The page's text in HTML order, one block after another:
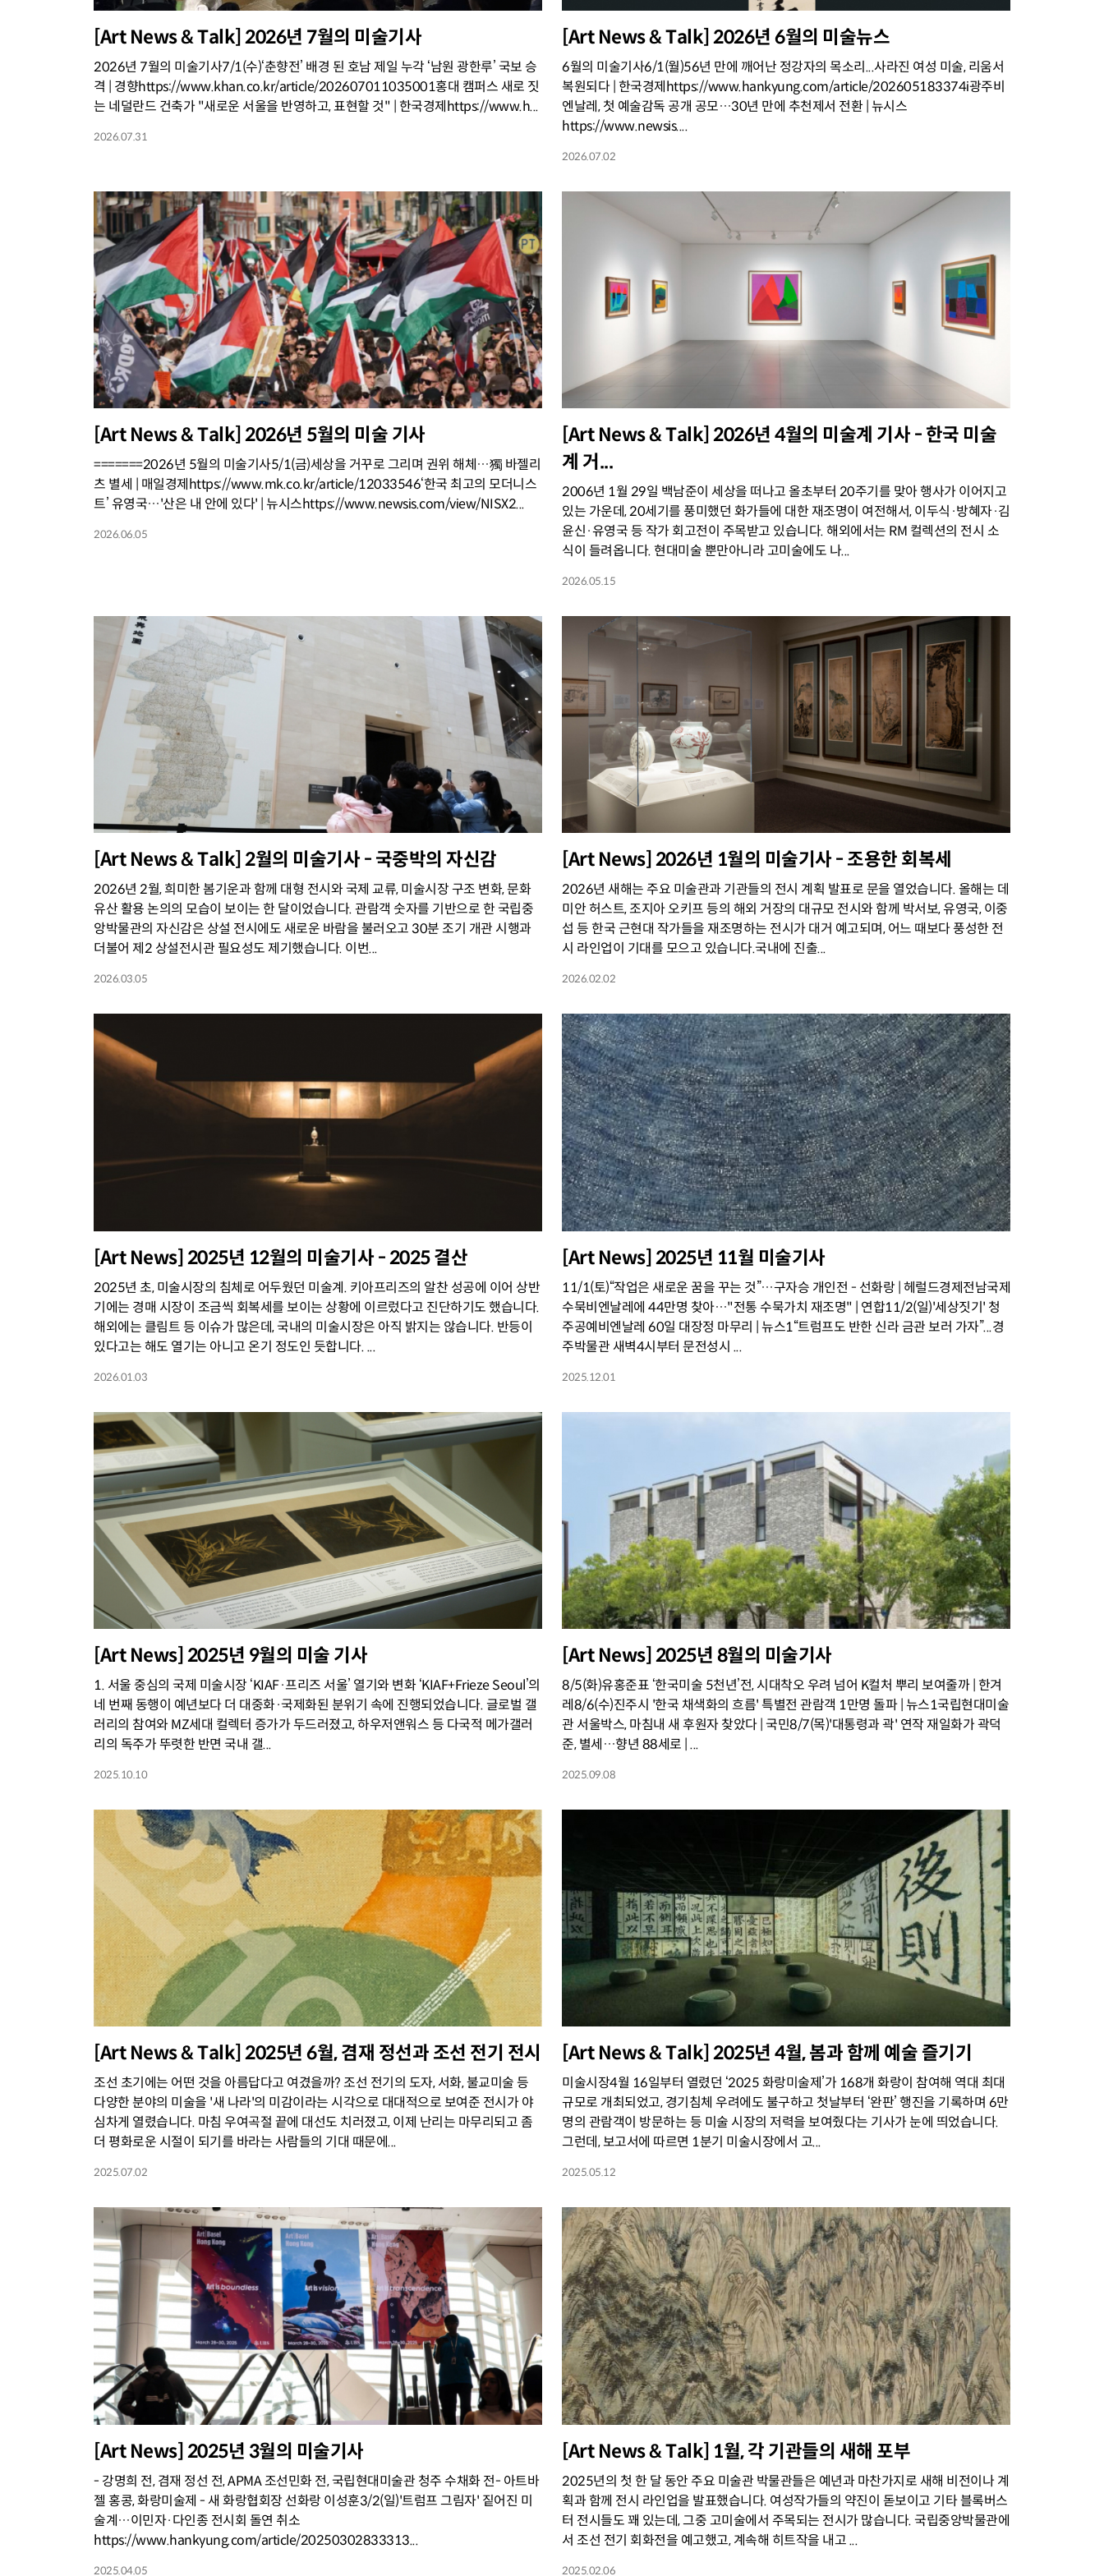
[Art News & Talk] 2026년 7월의 미술기사
2026년 7월의 미술기사7/1(수)‘춘향전’ 배경 된 호남 제일 누각 ‘남원 광한루’ 국보 승
격 | 경향https://www.khan.co.kr/article/202607011035001홍대 캠퍼스 새로 짓
는 네덜란드 건축가 "새로운 서울을 반영하고, 표현할 것" | 한국경제https://www.h...
2026.07.31
[Art News & Talk] 2026년 6월의 미술뉴스
6월의 미술기사6/1(월)56년 만에 깨어난 정강자의 목소리...사라진 여성 미술, 리움서
복원되다 | 한국경제https://www.hankyung.com/article/202605183374i광주비
엔날레, 첫 예술감독 공개 공모…30년 만에 추천제서 전환 | 뉴시스
https://www.newsis....
2026.07.02
[Art News & Talk] 2026년 5월의 미술 기사
=======2026년 5월의 미술기사5/1(금)세상을 거꾸로 그리며 권위 해체…獨 바젤리
츠 별세 | 매일경제https://www.mk.co.kr/article/12033546‘한국 최고의 모더니스
트’ 유영국…'산은 내 안에 있다' | 뉴시스https://www.newsis.com/view/NISX2...
2026.06.05
[Art News & Talk] 2026년 4월의 미술계 기사 - 한국 미술
계 거...
2006년 1월 29일 백남준이 세상을 떠나고 올초부터 20주기를 맞아 행사가 이어지고
있는 가운데, 20세기를 풍미했던 화가들에 대한 재조명이 여전해서, 이두식·방혜자·김
윤신·유영국 등 작가 회고전이 주목받고 있습니다. 해외에서는 RM 컬렉션의 전시 소
식이 들려옵니다. 현대미술 뿐만아니라 고미술에도 나...
2026.05.15
[Art News & Talk] 2월의 미술기사 - 국중박의 자신감
2026년 2월, 희미한 봄기운과 함께 대형 전시와 국제 교류, 미술시장 구조 변화, 문화
유산 활용 논의의 모습이 보이는 한 달이었습니다. 관람객 숫자를 기반으로 한 국립중
앙박물관의 자신감은 상설 전시에도 새로운 바람을 불러오고 30분 조기 개관 시행과
더불어 제2 상설전시관 필요성도 제기했습니다. 이번...
2026.03.05
[Art News] 2026년 1월의 미술기사 - 조용한 회복세
2026년 새해는 주요 미술관과 기관들의 전시 계획 발표로 문을 열었습니다. 올해는 데
미안 허스트, 조지아 오키프 등의 해외 거장의 대규모 전시와 함께 박서보, 유영국, 이중
섭 등 한국 근현대 작가들을 재조명하는 전시가 대거 예고되며, 어느 때보다 풍성한 전
시 라인업이 기대를 모으고 있습니다.국내에 진출...
2026.02.02
[Art News] 2025년 12월의 미술기사 - 2025 결산
2025년 초, 미술시장의 침체로 어두웠던 미술계. 키아프리즈의 알찬 성공에 이어 상반
기에는 경매 시장이 조금씩 회복세를 보이는 상황에 이르렀다고 진단하기도 했습니다.
해외에는 클림트 등 이슈가 많은데, 국내의 미술시장은 아직 밝지는 않습니다. 반등이
있다고는 해도 열기는 아니고 온기 정도인 듯합니다. ...
2026.01.03
[Art News] 2025년 11월 미술기사
11/1(토)“작업은 새로운 꿈을 꾸는 것”…구자승 개인전 - 선화랑 | 헤럴드경제전남국제
수묵비엔날레에 44만명 찾아…"전통 수묵가치 재조명" | 연합11/2(일)'세상짓기' 청
주공예비엔날레 60일 대장정 마무리 | 뉴스1“트럼프도 반한 신라 금관 보러 가자”...경
주박물관 새벽4시부터 문전성시 ...
2025.12.01
[Art News] 2025년 9월의 미술 기사
1. 서울 중심의 국제 미술시장 ‘KIAF·프리즈 서울’ 열기와 변화 ‘KIAF+Frieze Seoul’의
네 번째 동행이 예년보다 더 대중화·국제화된 분위기 속에 진행되었습니다. 글로벌 갤
러리의 참여와 MZ세대 컬렉터 증가가 두드러졌고, 하우저앤워스 등 다국적 메가갤러
리의 독주가 뚜렷한 반면 국내 갤...
2025.10.10
[Art News] 2025년 8월의 미술기사
8/5(화)유홍준표 ‘한국미술 5천년’전, 시대착오 우려 넘어 K컬처 뿌리 보여줄까 | 한겨
레8/6(수)진주시 '한국 채색화의 흐름' 특별전 관람객 1만명 돌파 | 뉴스1국립현대미술
관 서울박스, 마침내 새 후원자 찾았다 | 국민8/7(목)'대통령과 곽' 연작 재일화가 곽덕
준, 별세…향년 88세로 | ...
2025.09.08
[Art News & Talk] 2025년 6월, 겸재 정선과 조선 전기 전시
조선 초기에는 어떤 것을 아름답다고 여겼을까? 조선 전기의 도자, 서화, 불교미술 등
다양한 분야의 미술을 '새 나라'의 미감이라는 시각으로 대대적으로 보여준 전시가 야
심차게 열렸습니다. 마침 우여곡절 끝에 대선도 치러졌고, 이제 난리는 마무리되고 좀
더 평화로운 시절이 되기를 바라는 사람들의 기대 때문에...
2025.07.02
[Art News & Talk] 2025년 4월, 봄과 함께 예술 즐기기
미술시장4월 16일부터 열렸던 ‘2025 화랑미술제’가 168개 화랑이 참여해 역대 최대
규모로 개최되었고, 경기침체 우려에도 불구하고 첫날부터 ‘완판’ 행진을 기록하며 6만
명의 관람객이 방문하는 등 미술 시장의 저력을 보여줬다는 기사가 눈에 띄었습니다.
그런데, 보고서에 따르면 1분기 미술시장에서 고...
2025.05.12
[Art News] 2025년 3월의 미술기사
- 강명희 전, 겸재 정선 전, APMA 조선민화 전, 국립현대미술관 청주 수채화 전- 아트바
젤 홍콩, 화랑미술제 - 새 화랑협회장 선화랑 이성훈3/2(일)'트럼프 그림자' 짙어진 미
술계…이민자·다인종 전시회 돌연 취소
https://www.hankyung.com/article/20250302833313...
2025.04.05
[Art News & Talk] 1월, 각 기관들의 새해 포부
2025년의 첫 한 달 동안 주요 미술관 박물관들은 예년과 마찬가지로 새해 비전이나 계
획과 함께 전시 라인업을 발표했습니다. 여성작가들의 약진이 돋보이고 기타 블록버스
터 전시들도 꽤 있는데, 그중 고미술에서 주목되는 전시가 많습니다. 국립중앙박물관에
서 조선 전기 회화전을 예고했고, 계속해 히트작을 내고 ...
2025.02.06